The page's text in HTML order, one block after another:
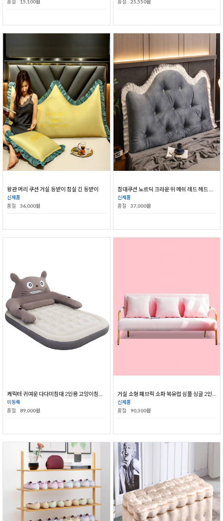
품절 15,100원 품절 25,550원
왕관 머리 쿠션 거실 등받이 침실 긴 등받이
신제품
품절
36,000원
신제품
품절
37,000원
미등록
품절
89,000원
신제품
품절
90,300원